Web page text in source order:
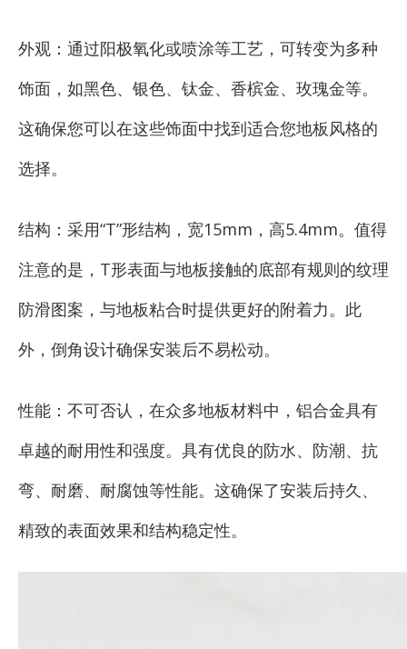
外观：通过阳极氧化或喷涂等工艺，可转变为多种
饰面，如黑色、银色、钛金、香槟金、玫瑰金等。
这确保您可以在这些饰面中找到适合您地板风格的
选择。
结构：采用“T”形结构，宽15mm，高5.4mm。值得
注意的是，T形表面与地板接触的底部有规则的纹理
防滑图案，与地板粘合时提供更好的附着力。此
外，倒角设计确保安装后不易松动。
性能：不可否认，在众多地板材料中，铝合金具有
卓越的耐用性和强度。具有优良的防水、防潮、抗
弯、耐磨、耐腐蚀等性能。这确保了安装后持久、
精致的表面效果和结构稳定性。